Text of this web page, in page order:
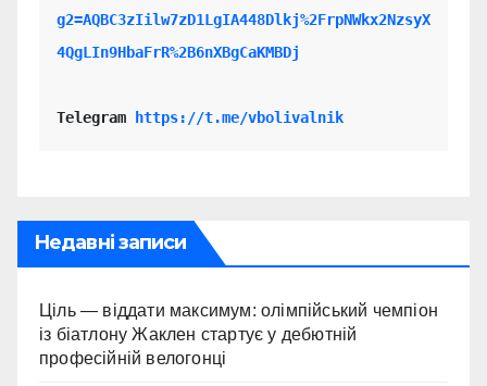
g2=AQBC3zIilw7zD1LgIA448Dlkj%2FrpNWkx2NzsyX
4QgLIn9HbaFrR%2B6nXBgCaKMBDj
Telegram https://t.me/vbolivalnik
Недавні записи
Ціль — віддати максимум: олімпійський чемпіон
із біатлону Жаклен стартує у дебютній
професійній велогонці